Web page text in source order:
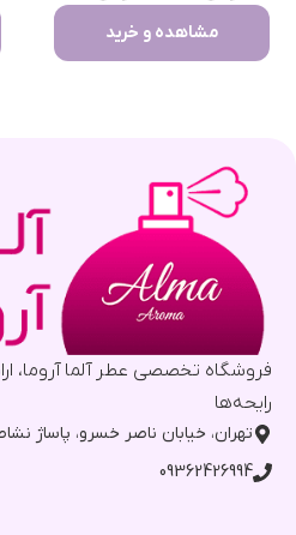
مشاهده و خرید
فروشگاه تخصصی عطر آلما آروما،
رایحه‌ها
تهران، خیابان ناصر خسرو، پاساژ نشاط نو،
09362426994